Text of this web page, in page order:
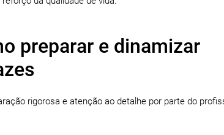
preparar e dinamizar
rigorosa e atenção ao detalhe por parte do